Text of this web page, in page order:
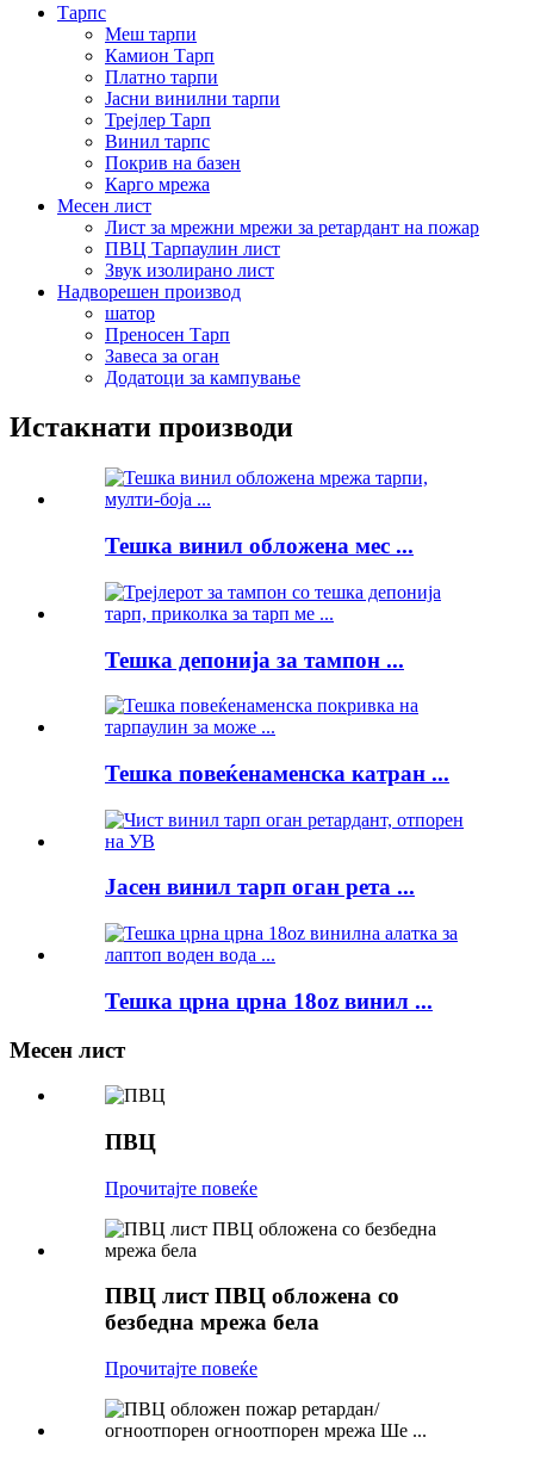
Тарпс
Меш тарпи
Камион Тарп
Платно тарпи
Јасни винилни тарпи
Трејлер Тарп
Винил тарпс
Покрив на базен
Карго мрежа
Месен лист
Лист за мрежни мрежи за ретардант на пожар
ПВЦ Тарпаулин лист
Звук изолирано лист
Надворешен производ
шатор
Преносен Тарп
Завеса за оган
Додатоци за кампување
Истакнати производи
Тешка винил обложена мес ...
Тешка депонија за тампон ...
Тешка повеќенаменска катран ...
Јасен винил тарп оган рета ...
Тешка црна црна 18oz винил ...
Месен лист
ПВЦ
Прочитајте повеќе
ПВЦ лист ПВЦ обложена со
безбедна мрежа бела
Прочитајте повеќе